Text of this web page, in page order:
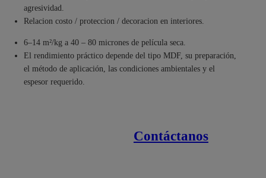
agresividad.
Relacion costo / proteccion / decoracion en interiores.
6–14 m²/kg a 40 – 80 micrones de película seca.
El rendimiento práctico depende del tipo MDF, su preparación,
el método de aplicación, las condiciones ambientales y el
espesor requerido.
Contáctanos